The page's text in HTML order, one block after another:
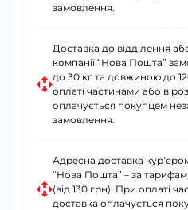
замовлення.
Доставка до відділення
компанії “Нова Пошта”
до 30 кг та довжиною до
оплаті частинами або в
оплачується покупцем
замовлення.
Адресна доставка
“Нова Пошта” – за
(від 130 грн). При оплаті
доставка оплачується